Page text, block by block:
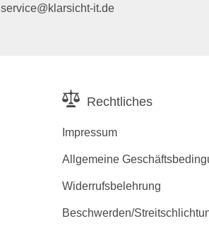
service@klarsicht-it.de
Rechtliches
Impressum
Allgemeine
Widerrufsbelehrung
Beschwerden/